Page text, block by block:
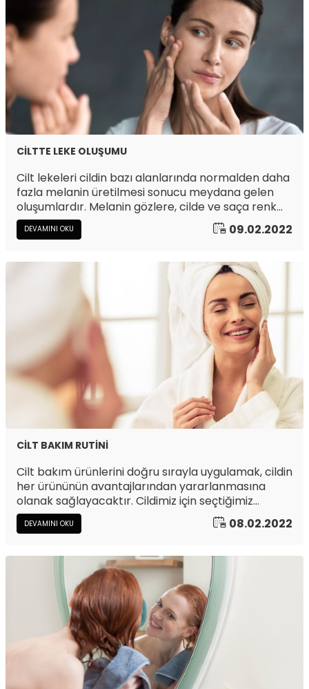
CİLTTE LEKE OLUŞUMU
Cilt lekeleri cildin bazı alanlarında normalden daha
fazla melanin üretilmesi sonucu meydana gelen
oluşumlardır. Melanin gözlere, cilde ve saça renk
veren pigmenttir.
DEVAMINI OKU 09.02.2022
CİLT BAKIM RUTİNİ
Cilt bakım ürünlerini doğru sırayla uygulamak, cildin
her ürününün avantajlarından yararlanmasına
olanak sağlayacaktır. Cildimiz için seçtiğimiz
ürünlerin bileşenleri doğru bir şekilde uygulandığı
zaman cilde daha iyi nüfuz edecektir. Doğru
rejiminde doğru bir sıra içerisinde
uygulanmasından geçmektedir.
DEVAMINI OKU 08.02.2022